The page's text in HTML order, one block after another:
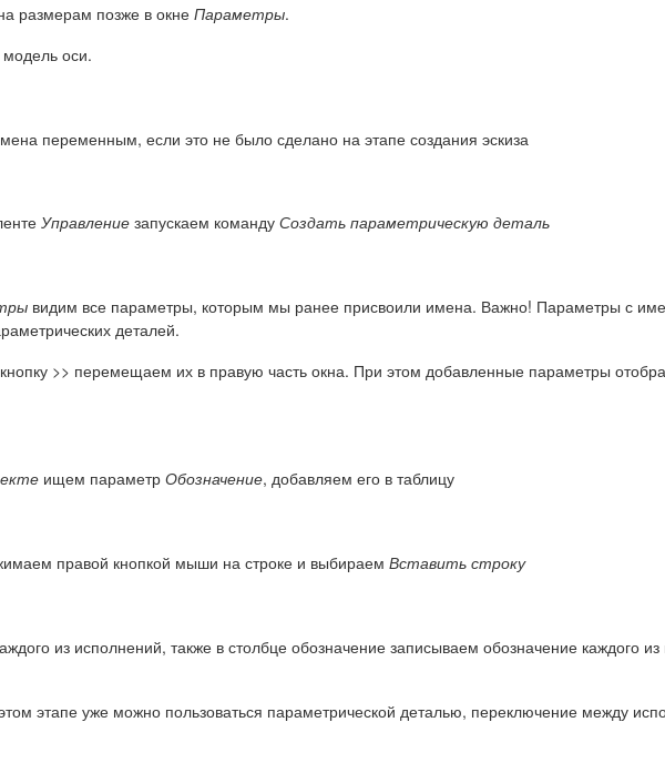
размерам позже в окне Параметры.
оси.
переменным, если это не было сделано на этапе создания эскиза
Управление запускаем команду Создать параметрическую деталь
видим все параметры, которым мы ранее присвоили имена. Важно! Параметры с
деталей.
>> перемещаем их в правую часть окна. При этом добавленные параметры
ищем параметр Обозначение, добавляем его в таблицу
правой кнопкой мыши на строке и выбираем Вставить строку
из исполнений, также в столбце обозначение записываем обозначение каждого
этапе уже можно пользоваться параметрической деталью, переключение между